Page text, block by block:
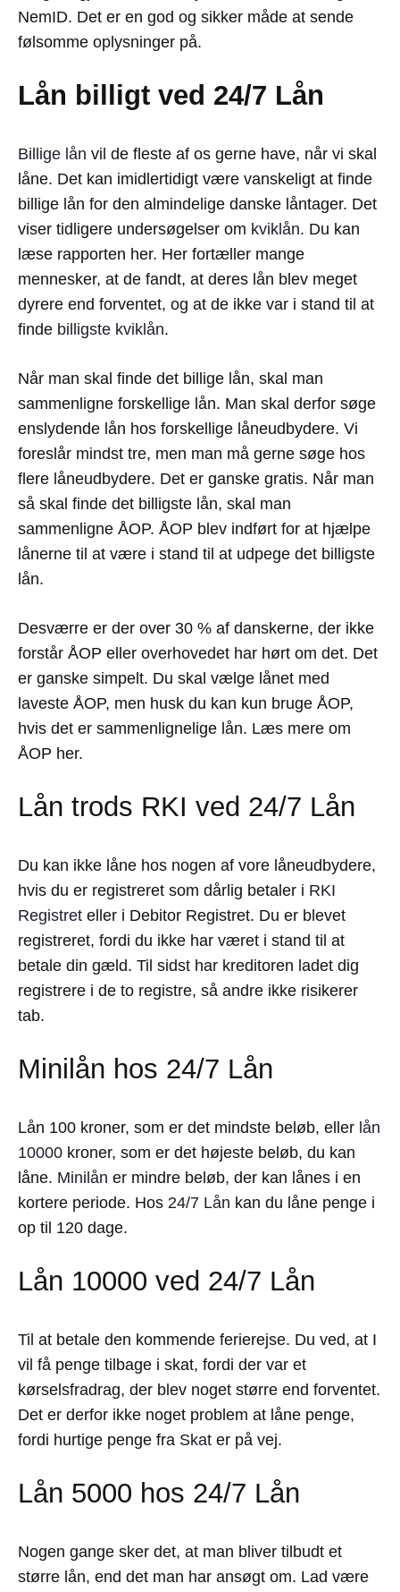
NemID. Det er en god og sikker måde at sende
følsomme oplysninger på.
Lån billigt ved 24/7 Lån
Billige lån vil de fleste af os gerne have, når vi skal
låne. Det kan imidlertidigt være vanskeligt at finde
billige lån for den almindelige danske låntager. Det
viser tidligere undersøgelser om kviklån. Du kan
læse rapporten her. Her fortæller mange
mennesker, at de fandt, at deres lån blev meget
dyrere end forventet, og at de ikke var i stand til at
finde billigste kviklån.
Når man skal finde det billige lån, skal man
sammenligne forskellige lån. Man skal derfor søge
enslydende lån hos forskellige låneudbydere. Vi
foreslår mindst tre, men man må gerne søge hos
flere låneudbydere. Det er ganske gratis. Når man
så skal finde det billigste lån, skal man
sammenligne ÅOP. ÅOP blev indført for at hjælpe
lånerne til at være i stand til at udpege det billigste
lån.
Desværre er der over 30 % af danskerne, der ikke
forstår ÅOP eller overhovedet har hørt om det. Det
er ganske simpelt. Du skal vælge lånet med
laveste ÅOP, men husk du kan kun bruge ÅOP,
hvis det er sammenlignelige lån. Læs mere om
ÅOP her.
Lån trods RKI ved 24/7 Lån
Du kan ikke låne hos nogen af vore låneudbydere,
hvis du er registreret som dårlig betaler i RKI
Registret eller i Debitor Registret. Du er blevet
registreret, fordi du ikke har været i stand til at
betale din gæld. Til sidst har kreditoren ladet dig
registrere i de to registre, så andre ikke risikerer
tab.
Minilån hos 24/7 Lån
Lån 100 kroner, som er det mindste beløb, eller lån
10000 kroner, som er det højeste beløb, du kan
låne. Minilån er mindre beløb, der kan lånes i en
kortere periode. Hos 24/7 Lån kan du låne penge i
op til 120 dage.
Lån 10000 ved 24/7 Lån
Til at betale den kommende ferierejse. Du ved, at I
vil få penge tilbage i skat, fordi der var et
kørselsfradrag, der blev noget større end forventet.
Det er derfor ikke noget problem at låne penge,
fordi hurtige penge fra Skat er på vej.
Lån 5000 hos 24/7 Lån
Nogen gange sker det, at man bliver tilbudt et
større lån, end det man har ansøgt om. Lad være